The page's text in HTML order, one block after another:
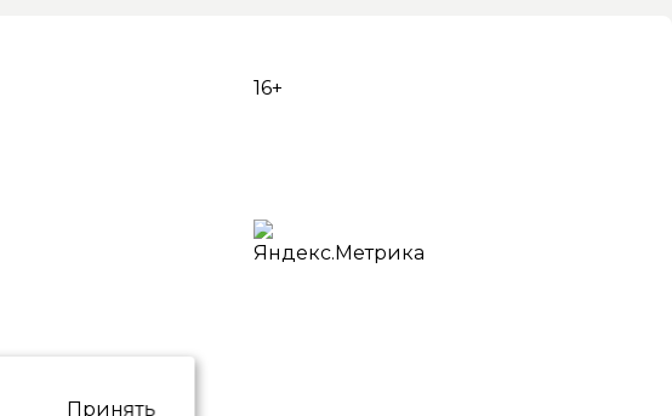
16+
Принять